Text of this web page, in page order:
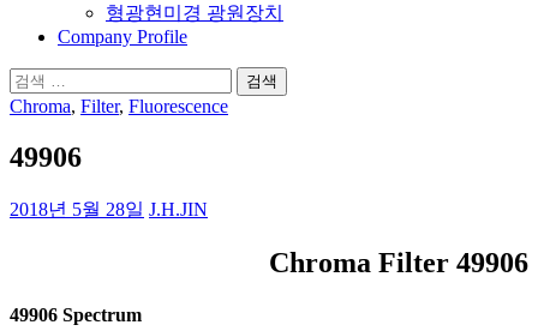
형광현미경 광원장치
Company Profile
검
색:
Chroma, Filter, Fluorescence
49906
2018년 5월 28일 J.H.JIN
Chroma Filter 49906
49906 Spectrum